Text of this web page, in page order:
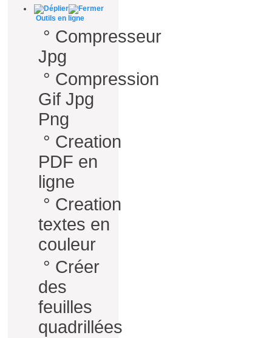
Outils en ligne
° Compresseur
Jpg
° Compression
Gif Jpg
Png
° Creation
PDF en
ligne
° Creation
textes en
couleur
° Créer
des
feuilles
quadrillées